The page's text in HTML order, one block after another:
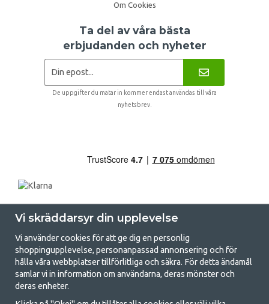
Om Cookies
Ta del av våra bästa
erbjudanden och nyheter
De uppgifter du matar in kommer endast användas till våra
nyhetsbrev.
GetCamping.se - Din butik för camping
och uteliv
Vi skräddarsyr din upplevelse
Vi använder cookies för att ge dig en personlig
shoppingupplevelse, personanpassad annonsering och för
hålla våra webbplatser tillförlitliga och säkra. För detta ändamål
samlar vi in information om användarna, deras mönster och
deras enheter.